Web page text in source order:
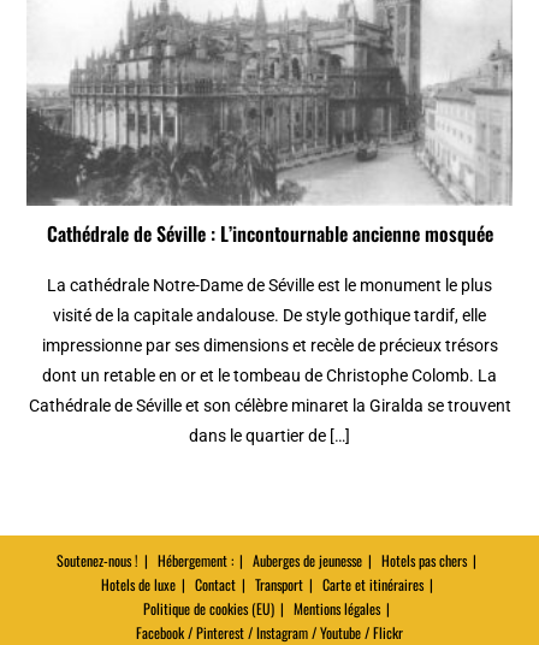
Cathédrale de Séville : L’incontournable ancienne mosquée
La cathédrale Notre-Dame de Séville est le monument le plus
visité de la capitale andalouse. De style gothique tardif, elle
impressionne par ses dimensions et recèle de précieux trésors
dont un retable en or et le tombeau de Christophe Colomb. La
Cathédrale de Séville et son célèbre minaret la Giralda se trouvent
dans le quartier de […]
Soutenez-nous ! Hébergement : Auberges de jeunesse
Hotels pas chers
Hotels de luxe
Contact Transport
Carte et itinéraires
Politique de cookies (EU)
Mentions légales
Facebook / Pinterest / Instagram / Youtube / Flickr